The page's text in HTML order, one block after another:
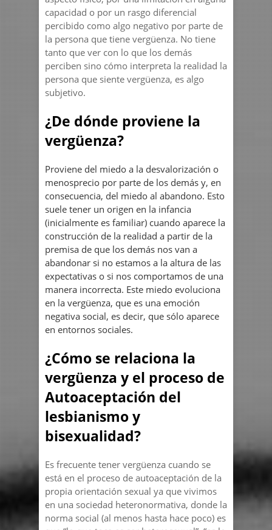
capacidad o por un rasgo diferencial
percibido como algo negativo por parte de
la persona que tiene vergüenza. No tiene
tanto que ver con lo que los demás
perciben sino cómo interpreta la realidad la
persona que siente vergüenza, es algo
subjetivo.
¿De dónde proviene la
vergüenza?
Proviene del miedo a la desvalorización o
menosprecio por parte de los demás y, en
consecuencia, del miedo al abandono. Esto
suele tener un origen en la infancia
(inicialmente es familiar) cuando aparece la
construcción de la realidad a partir de la
premisa de que los demás nos van a
abandonar si no estamos a la altura de las
expectativas o si nos comportamos de una
manera incorrecta. Este miedo evoluciona
en la vergüenza, que es una emoción
negativa social, es decir, que sólo aparece
en entornos sociales.
¿Cómo se relaciona la
vergüenza y el proceso de
Autoaceptación del
lesbianismo y
bisexualidad?
Es frecuente tener vergüenza cuando se
está en el proceso de autoaceptación de la
propia orientación sexual ya que vivimos
en una sociedad heteronormativa, donde la
norma social (al menos hasta hace poco) es